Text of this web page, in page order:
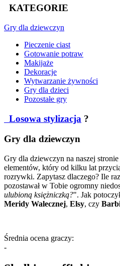
KATEGORIE
Gry dla dziewczyn
Pieczenie ciast
Gotowanie potraw
Makijaże
Dekoracje
Wytwarzanie żywności
Gry dla dzieci
Pozostałe gry
Losowa stylizacja ?
Gry dla dziewczyn
Gry dla dziewczyn na naszej
elementów, który od kilku lat
rozrywki. Zapytasz dlaczego? Ile
pozostawał w Tobie ogromny
ulubioną księżniczką?". Jak
Meridy Walecznej, Elsy, czy
Średnia ocena graczy:
-